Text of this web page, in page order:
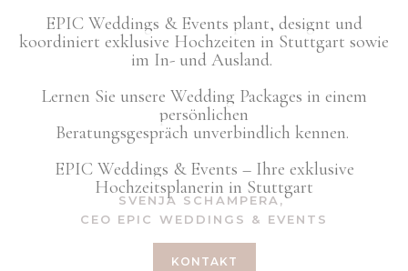
EPIC Weddings & Events plant, designt und
koordiniert exklusive Hochzeiten in Stuttgart sowie
im In- und Ausland.
Lernen Sie unsere Wedding Packages in einem
persönlichen
Beratungsgespräch unverbindlich kennen.
EPIC Weddings & Events – Ihre exklusive
Hochzeitsplanerin in Stuttgart
SVENJA SCHAMPERA,
CEO EPIC WEDDINGS & EVENTS
KONTAKT